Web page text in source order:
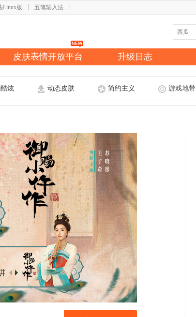
Linux版 五笔输入法
皮肤表情开放平台 升级日志
炫 动态皮肤 简约主义 游戏地带